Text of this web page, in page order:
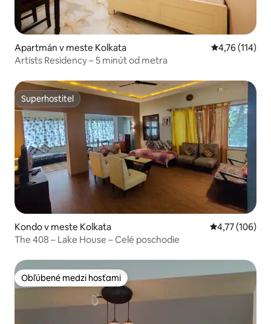
Apartmán v meste Kolkata Priemerné
4,76 (114)
Artists Residency – 5 minút od metra
Superhostiteľ
Superhostiteľ
Kondo v meste Kolkata Priemerné
4,77 (106)
The 408 – Lake House – Celé poschodie
Obľúbené medzi hosťami
Obľúbené medzi hosťami